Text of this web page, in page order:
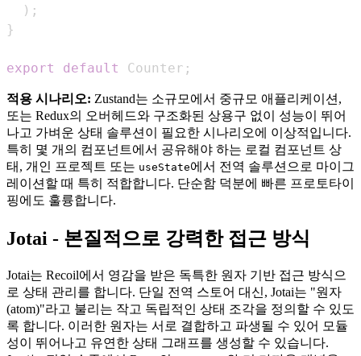
) ;
}
export default Counter ;
적용 시나리오: Zustand는 소규모에서 중규모 애플리케이션,
또는 Redux의 오버헤드와 구조화된 상용구 없이 성능이 뛰어
나고 가벼운 상태 솔루션이 필요한 시나리오에 이상적입니다.
특히 몇 개의 컴포넌트에서 공유해야 하는 로컬 컴포넌트 상
태, 개인 프로젝트 또는 useState에서 전역 솔루션으로 마이그
레이션할 때 특히 적합합니다. 단순함 덕분에 빠른 프로토타이
핑에도 훌륭합니다.
Jotai - 본질적으로 강력한 접근 방식
Jotai는 Recoil에서 영감을 받은 독특한 원자 기반 접근 방식으
로 상태 관리를 합니다. 단일 전역 스토어 대신, Jotai는 "원자
(atom)"라고 불리는 작고 독립적인 상태 조각을 정의할 수 있도
록 합니다. 이러한 원자는 서로 결합하고 파생될 수 있어 모듈
성이 뛰어나고 유연한 상태 그래프를 생성할 수 있습니다.